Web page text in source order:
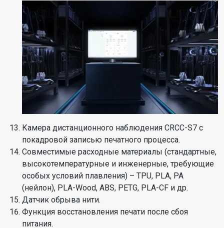
Камера дистанционного наблюдения CRCC-S7 с
покадровой записью печатного процесса.
Совместимые расходные материалы (стандартные,
высокотемпературные и инженерные, требующие
особых условий плавления) – TPU, PLA, PA
(нейлон), PLA-Wood, ABS, PETG, PLA-CF и др.
Датчик обрыва нити.
Функция восстановления печати после сбоя
питания.